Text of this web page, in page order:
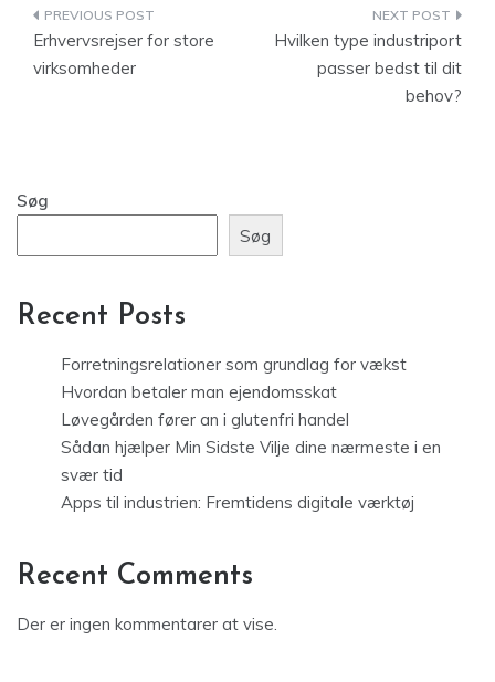
Indlægsnavigation
Erhvervsrejser for store
virksomheder
Hvilken type industriport
passer bedst til dit
behov?
Søg
Søg
Recent Posts
Forretningsrelationer som grundlag for vækst
Hvordan betaler man ejendomsskat
Løvegården fører an i glutenfri handel
Sådan hjælper Min Sidste Vilje dine nærmeste i en
svær tid
Apps til industrien: Fremtidens digitale værktøj
Recent Comments
Der er ingen kommentarer at vise.